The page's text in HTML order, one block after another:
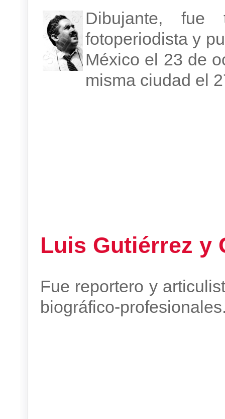
Dibujante, fue
fotoperiodista y
México el 23 de
misma ciudad el
Luis Gutiérrez y
Fue reportero y
biográfico-